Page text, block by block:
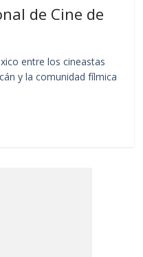
de Cine de
entre los cineastas
y la comunidad fílmica